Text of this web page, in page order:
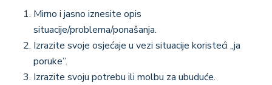
Mirno i jasno iznesite opis
situacije/problema/ponašanja.
Izrazite svoje osjećaje u vezi situacije koristeći ,,ja
poruke”.
Izrazite svoju potrebu ili molbu za ubuduće.